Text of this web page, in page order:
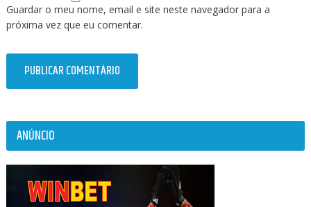
Guardar o meu nome, email e site neste navegador para a
próxima vez que eu comentar.
ANÚNCIO